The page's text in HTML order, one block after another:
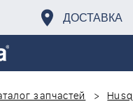
ДОСТАВКА
запчастей